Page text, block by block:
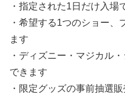
・指定された1日だけ入場
・希望する1つのショー、
ます
・ディズニー・マジカル
できます
・限定グッズの事前抽選